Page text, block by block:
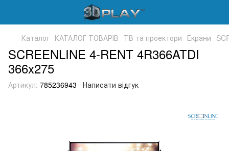
Каталог КАТАЛОГ ТОВАРІВ ТВ та проектори Екрани
SCREENLINE 4-RENT 4R366ATDI
366x275
Артикул: 785236943 Написати відгук